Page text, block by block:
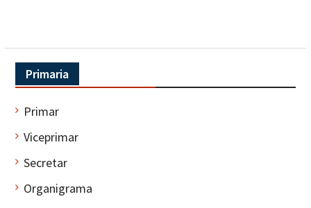
Primaria
Primar
Viceprimar
Secretar
Organigrama